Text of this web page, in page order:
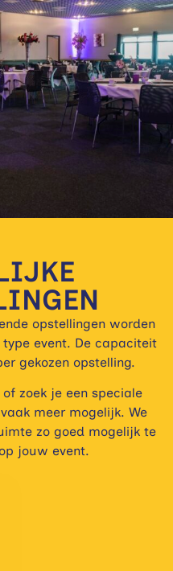
opstellingen worden
event. De capaciteit
gekozen opstelling.
zoek je een speciale
meer mogelijk. We
zo goed mogelijk te
jouw event.